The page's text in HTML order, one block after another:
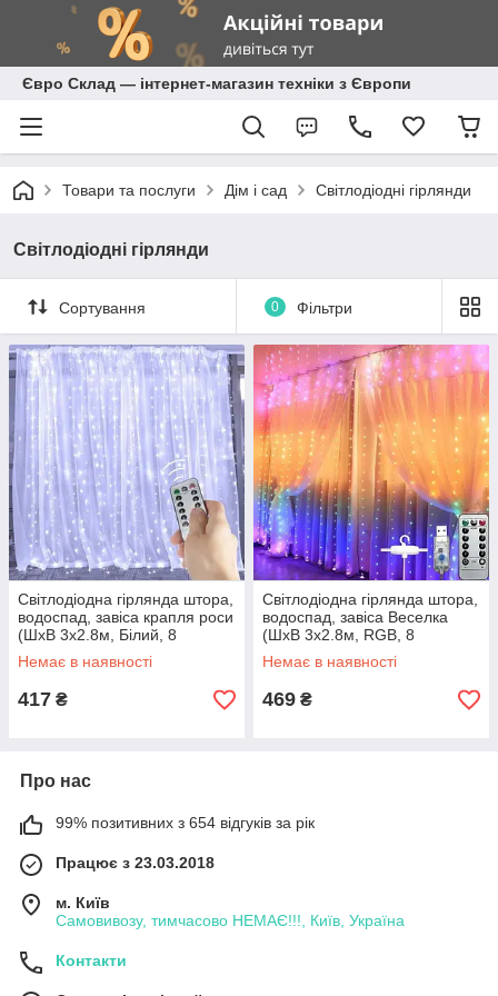
Євро Склад — інтернет-магазин техніки з Європи
Товари та послуги Дім і сад Світлодіодні гірлянди
Світлодіодні гірлянди
Сортування 0 Фільтри
Світлодіодна гірлянда штора,
водоспад, завіса крапля роси
(ШхВ 3x2.8м, Білий, 8
режимів, пульт)
Немає в наявності
417 ₴
Світлодіодна гірлянда штора,
водоспад, завіса Веселка
(ШхВ 3x2.8м, RGB, 8
режимів, пульт)
Немає в наявності
469 ₴
Про нас
99% позитивних з 654 відгуків за рік
Працює з 23.03.2018
м. Київ
Самовивозу, тимчасово НЕМАЄ!!!, Київ, Україна
Контакти